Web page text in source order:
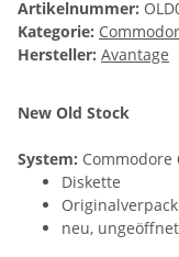
Artikelnummer:
Kategorie:
Hersteller: Avantage
New Old Stock
System: Commodore
Diskette
neu,